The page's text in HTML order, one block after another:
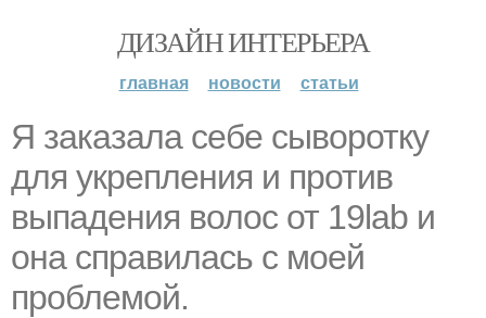
ДИЗАЙН ИНТЕРЬЕРА
главная новости статьи
Я заказала себе сыворотку
для укрепления и против
выпадения волос от 19lab и
она справилась с моей
проблемой.